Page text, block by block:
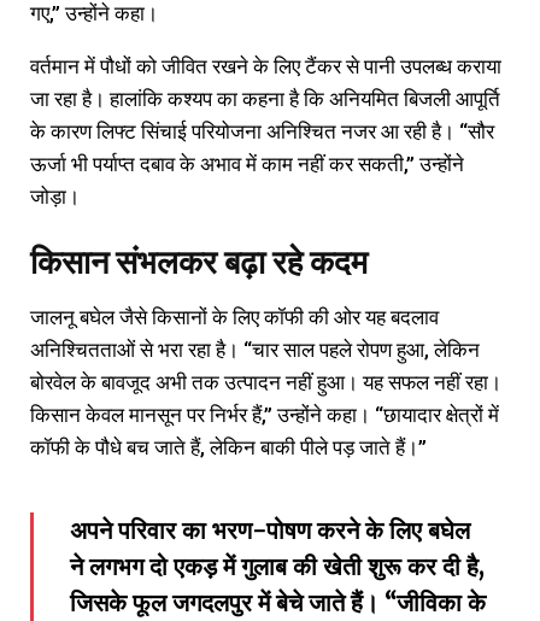
गए,” उन्होंने कहा।
वर्तमान में पौधों को जीवित रखने के लिए टैंकर से पानी उपलब्ध कराया
जा रहा है। हालांकि कश्यप का कहना है कि अनियमित बिजली आपूर्ति
के कारण लिफ्ट सिंचाई परियोजना अनिश्चित नजर आ रही है। “सौर
ऊर्जा भी पर्याप्त दबाव के अभाव में काम नहीं कर सकती,” उन्होंने
जोड़ा।
किसान संभलकर बढ़ा रहे कदम
जालनू बघेल जैसे किसानों के लिए कॉफी की ओर यह बदलाव
अनिश्चितताओं से भरा रहा है। “चार साल पहले रोपण हुआ, लेकिन
बोरवेल के बावजूद अभी तक उत्पादन नहीं हुआ। यह सफल नहीं रहा।
किसान केवल मानसून पर निर्भर हैं,” उन्होंने कहा। “छायादार क्षेत्रों में
कॉफी के पौधे बच जाते हैं, लेकिन बाकी पीले पड़ जाते हैं।”
अपने परिवार का भरण-पोषण करने के लिए बघेल
ने लगभग दो एकड़ में गुलाब की खेती शुरू कर दी है,
जिसके फूल जगदलपुर में बेचे जाते हैं। “जीविका के